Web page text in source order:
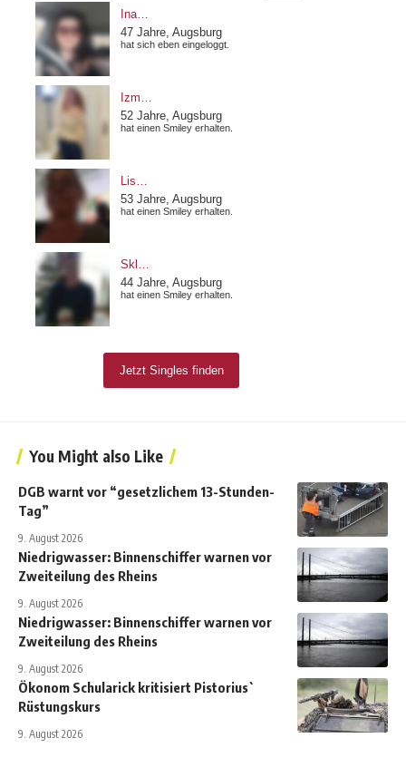
You Might also Like
DGB warnt vor “gesetzlichem 13-Stunden-
Tag”
9. August 2026
Niedrigwasser: Binnenschiffer warnen vor
Zweiteilung des Rheins
9. August 2026
Niedrigwasser: Binnenschiffer warnen vor
Zweiteilung des Rheins
9. August 2026
Ökonom Schularick kritisiert Pistorius`
Rüstungskurs
9. August 2026